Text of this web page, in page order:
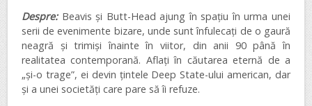
Despre: Beavis și Butt-Head ajung în spațiu în urma unei
serii de evenimente bizare, unde sunt înfulecați de o gaură
neagră și trimiși înainte în viitor, din anii 90 până în
realitatea contemporană. Aflați în căutarea eternă de a
„și-o trage”, ei devin țintele Deep State-ului american, dar
și a unei societăți care pare să îi refuze.